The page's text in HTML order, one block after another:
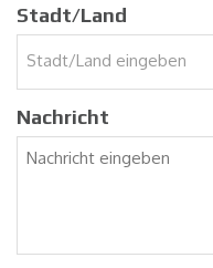
Stadt/Land
Nachricht